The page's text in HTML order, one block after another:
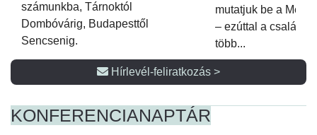
számunkba, Tárnoktól
Dombóvárig, Budapesttől
Sencsenig.
mutatjuk be a
– ezúttal a családi
több...
Hírlevél-feliratkozás >
KONFERENCIANAPTÁR